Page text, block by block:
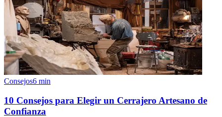
Consejos6 min
10 Consejos para Elegir un Cerrajero Artesano de
Confianza